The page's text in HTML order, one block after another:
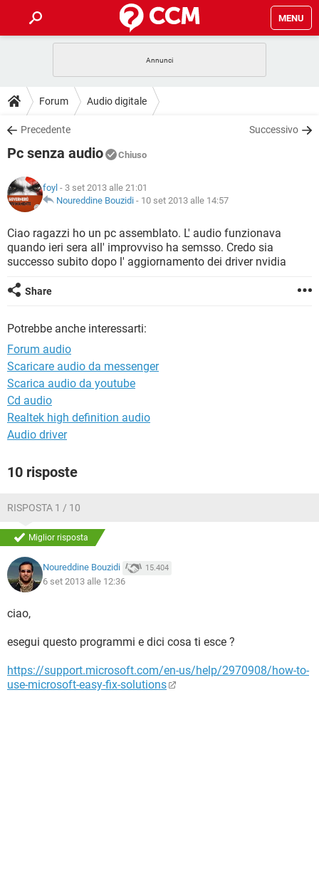
MENU
INTRATTENIMENTO
iOS
INSTAGRAM
TIKTOK
HARDWARE
GUIDE
COVID-19
INSTAGRAM
TIKTOK
HARDWARE
DOWNLOAD
COVID-19
INTRATTENIMENTO
iOS WINDOWS 10
INSTAGRAM WHATSAPP
TIKTOK FACEBOOK
COVID-19
INTRATTENIMENTO
iOS WINDOWS 10
INSTAGRAM WHATSAPP
TIKTOK
GLOSSARIO
COVID-19 GAMING
INTRATTENIMENTO ANDROID
INSTAGRAM
TIKTOK
HARDWARE
Forum Audio digitale
Precedente Successivo
Pc senza audio Chiuso
foyl - 3 set 2013 alle 21:01
Noureddine Bouzidi - 10 set 2013 alle 14:57
Ciao ragazzi ho un pc assemblato. L' audio funzionava
quando ieri sera all' improvviso ha semsso. Credo sia
successo subito dopo l' aggiornamento dei driver nvidia
Share
Potrebbe anche interessarti:
Forum audio
Scaricare audio da messenger
Scarica audio da youtube
Cd audio
Realtek high definition audio
Audio driver
10 risposte
RISPOSTA 1 / 10
Miglior risposta
Noureddine Bouzidi 15.404
6 set 2013 alle 12:36
ciao,
esegui questo programmi e dici cosa ti esce ?
https://support.microsoft.com/en-us/help/2970908/how-to-
use-microsoft-easy-fix-solutions